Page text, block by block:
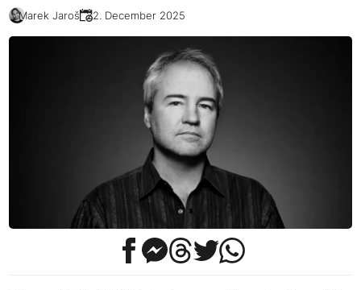
Marek Jaroš 22. December 2025